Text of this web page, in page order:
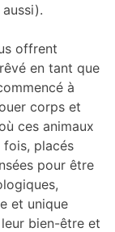
offrent
en tant que
à
corps et
ces animaux
fois, placés
pour être
et unique
bien-être et